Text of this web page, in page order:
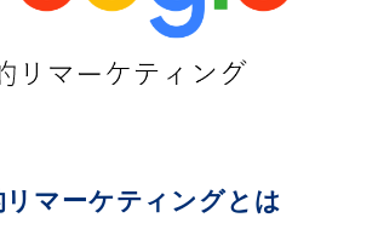
リマーケティングとは